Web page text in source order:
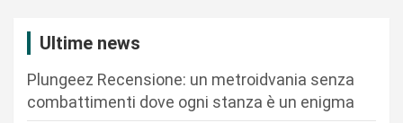
Ultime news
Plungeez Recensione: un metroidvania senza
combattimenti dove ogni stanza è un enigma